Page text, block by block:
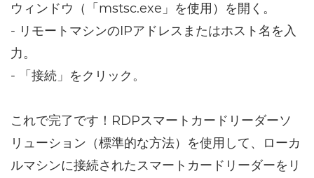
ウィンドウ（「mstsc.exe」を使用）を開く。
- リモートマシンのIPアドレスまたはホスト名を入
力。
- 「接続」をクリック。
これで完了です！RDPスマートカードリーダーソ
リューション（標準的な方法）を使用して、ローカ
ルマシンに接続されたスマートカードリーダーをリ